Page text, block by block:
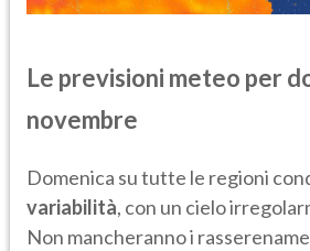
Le previsioni meteo per
novembre
Domenica su tutte le regioni
variabilità, con un cielo
Non mancheranno i